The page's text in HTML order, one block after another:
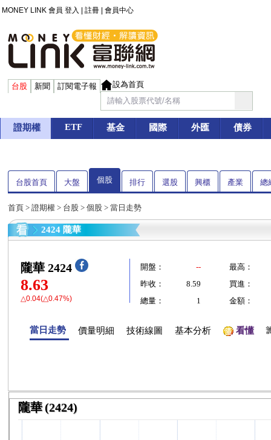
MONEY LINK 會員 登入 註冊 會員中心
台股 新聞 訂閱電子報 設為首頁
證期權 ETF 基金 國際 外匯 債券
台股首頁 大盤 個股 排行 選股 興櫃 產業 總
首頁 > 證期權 > 台股 > 個股 > 當日走勢
2424 隴華
隴華 2424
8.63
△0.04(△0.47%)
開盤： --
最高：
昨收：
8.59
買進：
總量：
1 金額：
當日走勢 價量明細 技術線圖 基本分析 看懂